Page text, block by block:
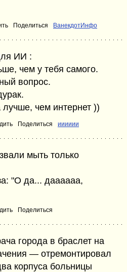
Поделиться ВанекдотИнфо
ИИ :
чем у тебя самого.
вопрос.
чем интернет ))
Поделиться ииииии
мыть только
"О да... даааааа,
Поделиться
города в браслет на
— отремонтировал
корпуса больницы